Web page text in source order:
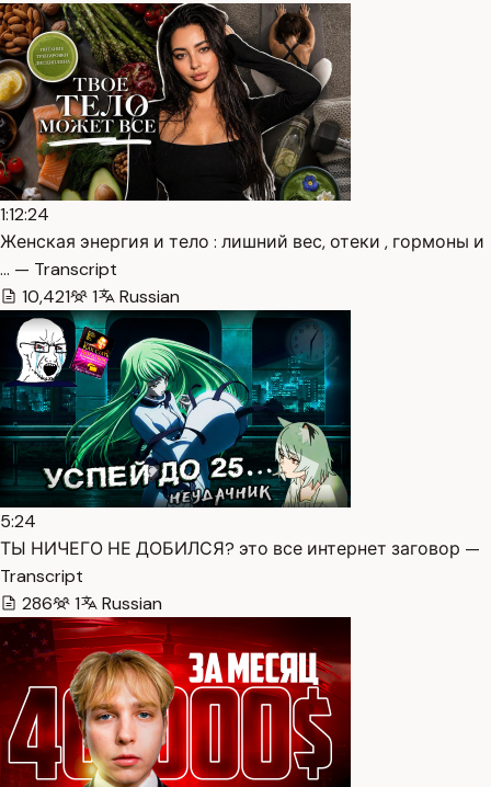
1:12:24
Женская энергия и тело : лишний вес, отеки , гормоны и
… — Transcript
10,421
1 Russian
5:24
ТЫ НИЧЕГО НЕ ДОБИЛСЯ? это все интернет заговор —
Transcript
286
1 Russian